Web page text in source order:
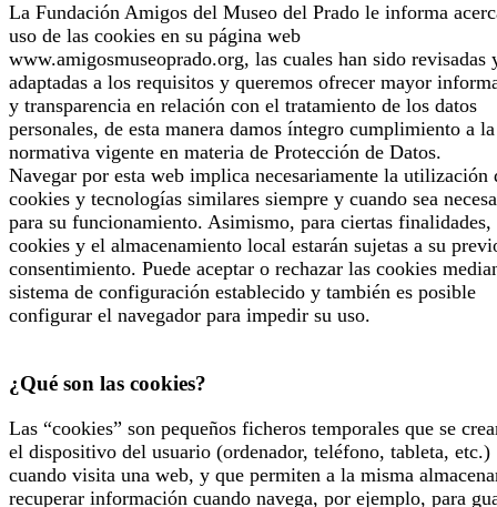
La Fundación Amigos del Museo del Prado le informa
uso de las cookies en su página web
www.amigosmuseoprado.org, las cuales han sido revisadas
adaptadas a los requisitos y queremos ofrecer mayor
y transparencia en relación con el tratamiento de los datos
personales, de esta manera damos íntegro cumplimiento a la
normativa vigente en materia de Protección de Datos.
Navegar por esta web implica necesariamente la utilización
cookies y tecnologías similares siempre y cuando sea
para su funcionamiento. Asimismo, para ciertas finalidades,
cookies y el almacenamiento local estarán sujetas a su
consentimiento. Puede aceptar o rechazar las cookies
sistema de configuración establecido y también es posible
configurar el navegador para impedir su uso.
¿Qué son las cookies?
Las “cookies” son pequeños ficheros temporales que se
el dispositivo del usuario (ordenador, teléfono, tableta, etc.)
cuando visita una web, y que permiten a la misma
recuperar información cuando navega, por ejemplo, para